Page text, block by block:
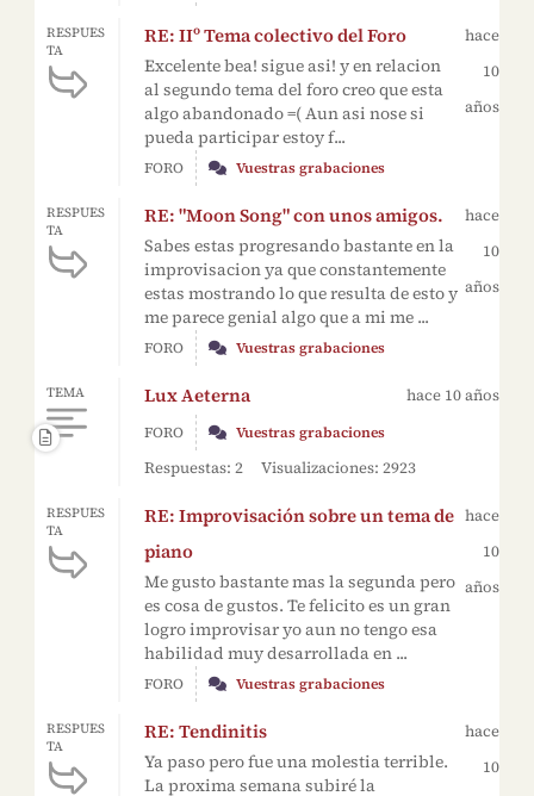
RESPUES
TA
RE: IIº Tema colectivo del Foro
Excelente bea! sigue asi! y en relacion
al segundo tema del foro creo que esta
algo abandonado =( Aun asi nose si
pueda participar estoy f...
hace
10
años
FORO Vuestras grabaciones
RESPUES
TA
RE: "Moon Song" con unos amigos.
Sabes estas progresando bastante en la
improvisacion ya que constantemente
estas mostrando lo que resulta de esto y
me parece genial algo que a mi me ...
hace
10
años
FORO Vuestras grabaciones
TEMA Lux Aeterna hace 10 años
FORO Vuestras grabaciones
Respuestas: 2 Visualizaciones: 2923
RESPUES
TA
RE: Improvisación sobre un tema de
piano
Me gusto bastante mas la segunda pero
es cosa de gustos. Te felicito es un gran
logro improvisar yo aun no tengo esa
habilidad muy desarrollada en ...
hace
10
años
FORO Vuestras grabaciones
RESPUES
TA
RE: Tendinitis
Ya paso pero fue una molestia terrible.
La proxima semana subiré la
hace
10